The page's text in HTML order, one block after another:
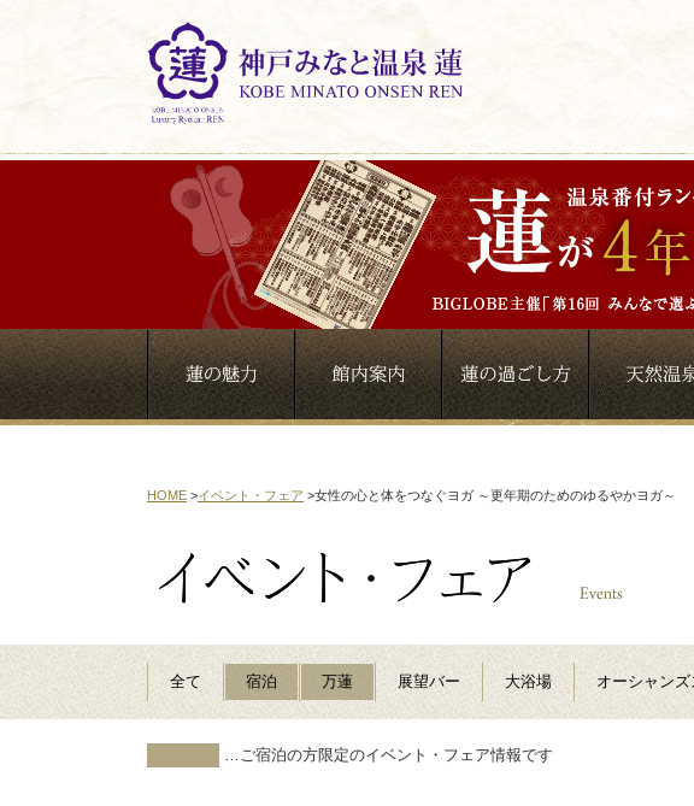
HOME >イベント・フェア >女性の心と体をつなぐヨガ ～更年期のためのゆるやかヨガ～
全て 宿泊 万蓮 展望バー 大浴場 オーシャンズ
…ご宿泊の方限定のイベント・フェア情報です